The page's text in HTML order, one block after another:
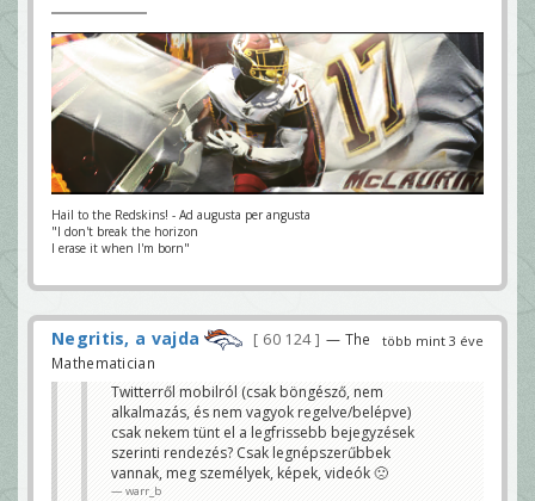
Hail to the Redskins! - Ad augusta per angusta
"I don't break the horizon
I erase it when I'm born"
több mint 3 éve
Negritis, a vajda 60 124
— The
Mathematician
Twitterről mobilról (csak böngésző, nem
alkalmazás, és nem vagyok regelve/belépve)
csak nekem tünt el a legfrissebb bejegyzések
szerinti rendezés? Csak legnépszerűbbek
vannak, meg személyek, képek, videók 🙁
warr_b